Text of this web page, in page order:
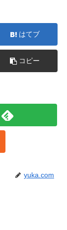
はてブ
コピー
yuka.com